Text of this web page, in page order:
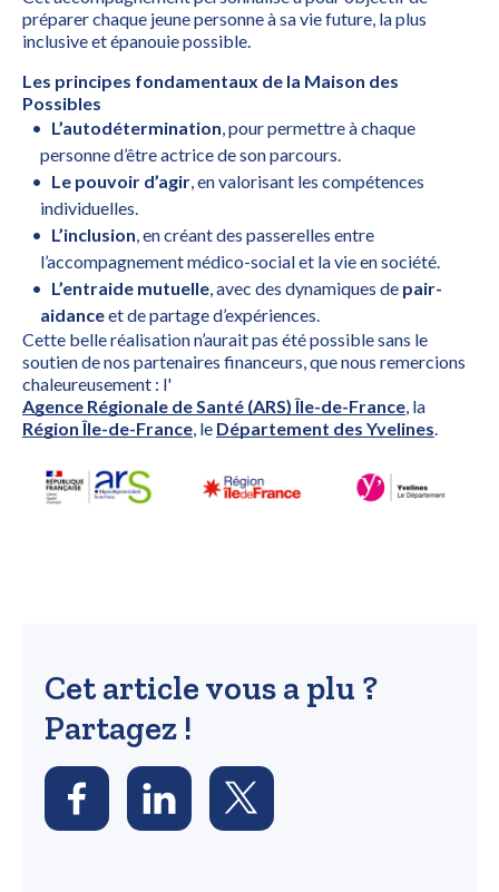
préparer chaque jeune personne à sa vie future, la plus
inclusive et épanouie possible.
Les principes fondamentaux de la Maison des
Possibles
L’autodétermination , pour permettre à chaque
personne d’être actrice de son parcours.
Le pouvoir d’agir , en valorisant les compétences
individuelles.
L’inclusion , en créant des passerelles entre
l’accompagnement médico-social et la vie en société.
L’entraide mutuelle , avec des dynamiques de pair-
aidanceet de partage d’expériences.
Cette belle réalisation n’aurait pas été possible sans le
soutien de nos partenaires financeurs, que nous remercions
chaleureusement : l'
Agence Régionale de Santé (ARS) Île-de-France , la
Région Île-de-France , le Département des Yvelines
Cet article vous a plu ?
Partagez !